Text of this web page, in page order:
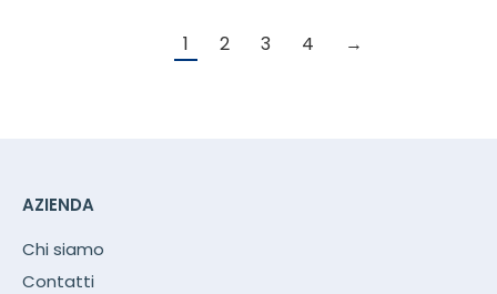
1 2 3 4 →
AZIENDA
Chi siamo
Contatti